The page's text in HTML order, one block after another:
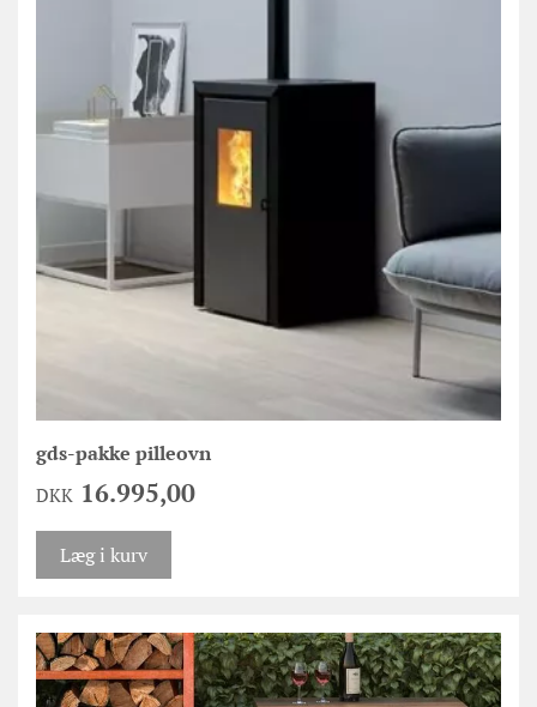
gds-pakke pilleovn
DKK 16.995,00
Læg i kurv